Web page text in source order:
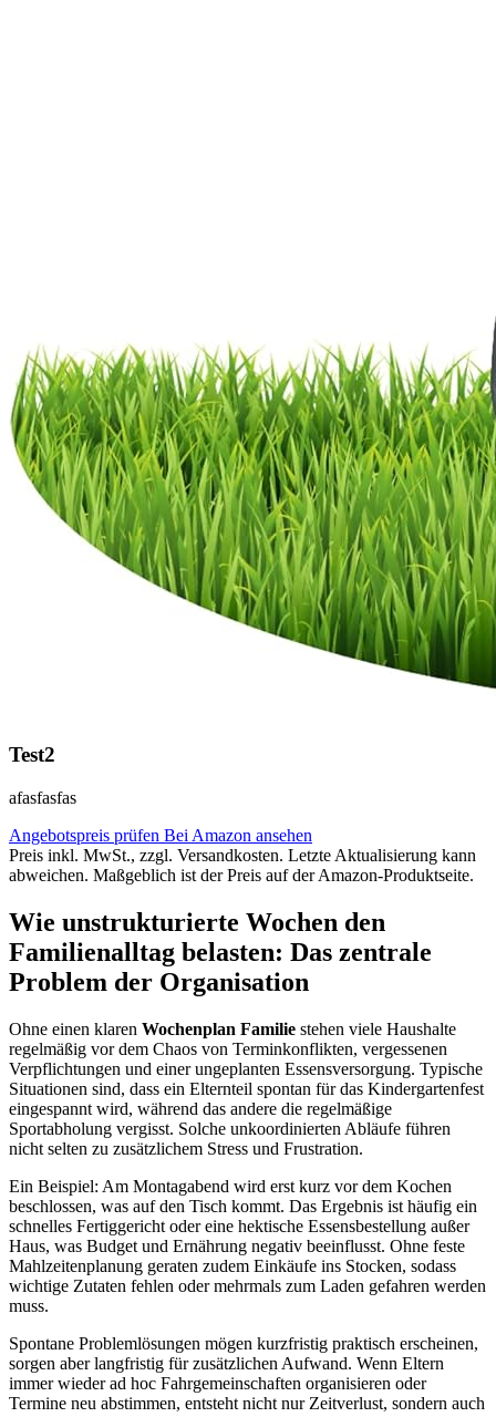
Test2
afasfasfas
Angebotspreis prüfen Bei Amazon ansehen
Preis inkl. MwSt., zzgl. Versandkosten. Letzte Aktualisierung kann
abweichen. Maßgeblich ist der Preis auf der Amazon-Produktseite.
Wie unstrukturierte Wochen den
Familienalltag belasten: Das zentrale
Problem der Organisation
Ohne einen klaren Wochenplan Familie stehen viele Haushalte
regelmäßig vor dem Chaos von Terminkonflikten, vergessenen
Verpflichtungen und einer ungeplanten Essensversorgung. Typische
Situationen sind, dass ein Elternteil spontan für das Kindergartenfest
eingespannt wird, während das andere die regelmäßige
Sportabholung vergisst. Solche unkoordinierten Abläufe führen
nicht selten zu zusätzlichem Stress und Frustration.
Ein Beispiel: Am Montagabend wird erst kurz vor dem Kochen
beschlossen, was auf den Tisch kommt. Das Ergebnis ist häufig ein
schnelles Fertiggericht oder eine hektische Essensbestellung außer
Haus, was Budget und Ernährung negativ beeinflusst. Ohne feste
Mahlzeitenplanung geraten zudem Einkäufe ins Stocken, sodass
wichtige Zutaten fehlen oder mehrmals zum Laden gefahren werden
muss.
Spontane Problemlösungen mögen kurzfristig praktisch erscheinen,
sorgen aber langfristig für zusätzlichen Aufwand. Wenn Eltern
immer wieder ad hoc Fahrgemeinschaften organisieren oder
Termine neu abstimmen, entsteht nicht nur Zeitverlust, sondern auch